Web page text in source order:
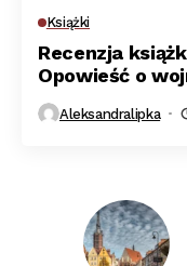
Książki
Recenzja
Opowieść o
1919 – 1920
Aleksandralipka